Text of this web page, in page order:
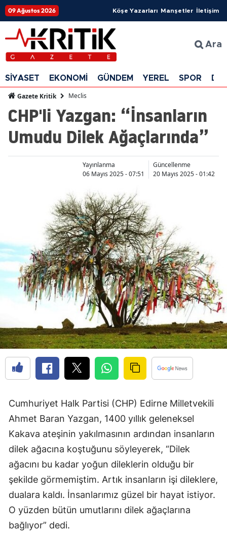
09 Ağustos 2026 Köşe Yazarları Manşetler İletişim
Ara
SİYASET EKONOMİ GÜNDEM YEREL SPOR
Gazete Kritik Meclis
CHP'li Yazgan: “İnsanların
Umudu Dilek Ağaçlarında”
Yayınlanma
06 Mayıs 2025 - 07:51
Güncellenme
20 Mayıs 2025 - 01:42
Cumhuriyet Halk Partisi (CHP) Edirne Milletvekili
Ahmet Baran Yazgan, 1400 yıllık geleneksel
Kakava ateşinin yakılmasının ardından insanların
dilek ağacına koştuğunu söyleyerek, “Dilek
ağacını bu kadar yoğun dileklerin olduğu bir
şekilde görmemiştim. Artık insanların işi dileklere,
dualara kaldı. İnsanlarımız güzel bir hayat istiyor.
O yüzden bütün umutlarını dilek ağaçlarına
bağlıyor” dedi.